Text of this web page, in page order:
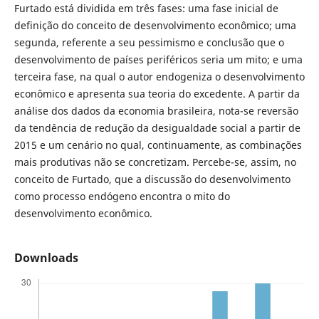
Furtado está dividida em três fases: uma fase inicial de
definição do conceito de desenvolvimento econômico; uma
segunda, referente a seu pessimismo e conclusão que o
desenvolvimento de países periféricos seria um mito; e uma
terceira fase, na qual o autor endogeniza o desenvolvimento
econômico e apresenta sua teoria do excedente. A partir da
análise dos dados da economia brasileira, nota-se reversão
da tendência de redução da desigualdade social a partir de
2015 e um cenário no qual, continuamente, as combinações
mais produtivas não se concretizam. Percebe-se, assim, no
conceito de Furtado, que a discussão do desenvolvimento
como processo endógeno encontra o mito do
desenvolvimento econômico.
Downloads